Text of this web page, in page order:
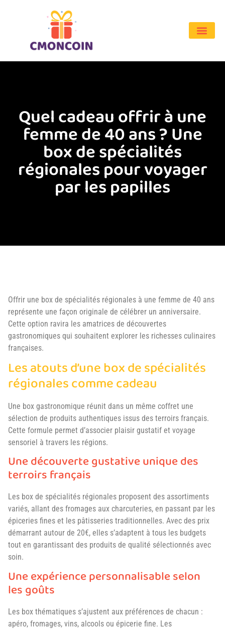
Quel cadeau offrir à une
femme de 40 ans ? Une
box de spécialités
régionales pour voyager
par les papilles
Offrir une box de spécialités régionales à une femme de 40 ans
représente une façon originale de célébrer un anniversaire.
Cette option ravira les amatrices de découvertes
gastronomiques qui souhaitent explorer les richesses culinaires
françaises.
Les atouts d’une box de spécialités
régionales comme cadeau
Une box gastronomique réunit dans un même coffret une
sélection de produits authentiques issus des terroirs français.
Cette formule permet d’associer plaisir gustatif et voyage
sensoriel à travers les régions.
Une découverte gustative unique des
terroirs français
Les box de spécialités régionales proposent des assortiments
variés, allant des fromages aux charcuteries, en passant par les
épiceries fines et les pâtisseries traditionnelles. Avec des prix
démarrant autour de 20€, elles s’adaptent à tous les budgets
tout en garantissant des produits de qualité sélectionnés avec
soin.
Une expérience personnalisable selon
les goûts
Les box thématiques s’ajustent aux préférences de chacun :
apéro, fromages, vins, alcools ou épicerie fine. Les